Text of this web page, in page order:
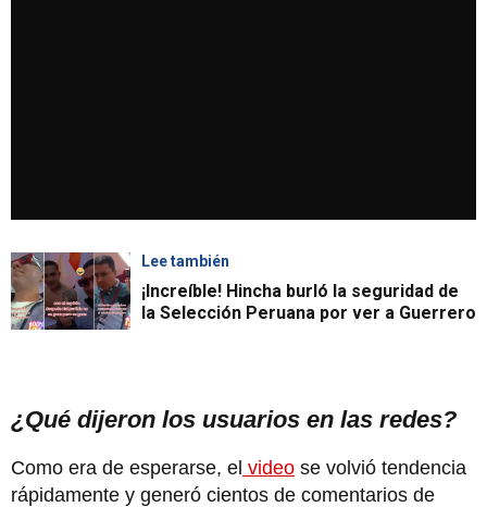
Lee también
¡Increíble! Hincha burló la seguridad de
la Selección Peruana por ver a Guerrero
¿Qué dijeron los usuarios en las redes?
Como era de esperarse, el video se volvió tendencia
rápidamente y generó cientos de comentarios de